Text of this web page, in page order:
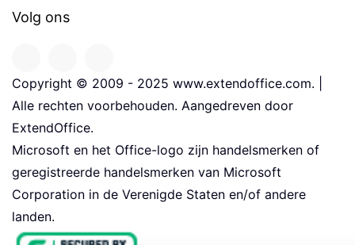
Volg ons
Copyright © 2009 - 2025 www.extendoffice.com. |
Alle rechten voorbehouden. Aangedreven door
ExtendOffice.
Microsoft en het Office-logo zijn handelsmerken of
geregistreerde handelsmerken van Microsoft
Corporation in de Verenigde Staten en/of andere
landen.